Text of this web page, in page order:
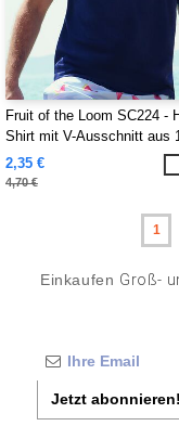
Fruit of the Loom SC224 -
Shirt mit V-Ausschnitt aus
Baumwolle
2,35 €
4,70 €
1
Einkaufen Groß-
Jetzt abonnieren!